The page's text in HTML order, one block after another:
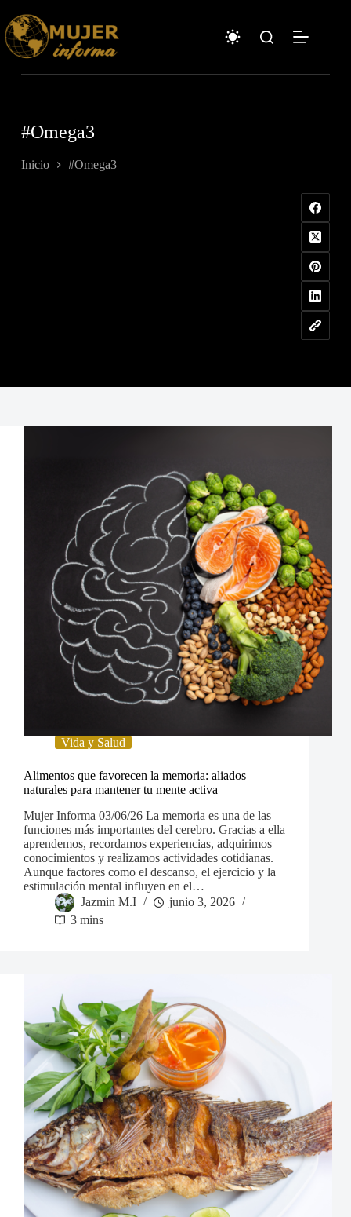
contenido
#Omega3
Inicio #Omega3
Vida y Salud
Alimentos que favorecen la memoria: aliados
naturales para mantener tu mente activa
Mujer Informa 03/06/26 La memoria es una de las
funciones más importantes del cerebro. Gracias a ella
aprendemos, recordamos experiencias, adquirimos
conocimientos y realizamos actividades cotidianas.
Aunque factores como el descanso, el ejercicio y la
estimulación mental influyen en el…
Jazmin M.I
junio 3, 2026
3 mins